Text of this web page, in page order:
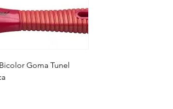
Goma Tunel